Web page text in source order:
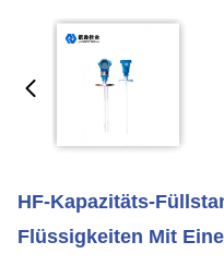
HF-Kapazitäts-
Flüssigkeiten Mit